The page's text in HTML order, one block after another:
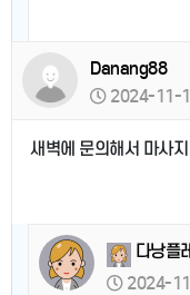
Danang88
2024-11-
새벽에 문의해서 마사
다낭플
2024-